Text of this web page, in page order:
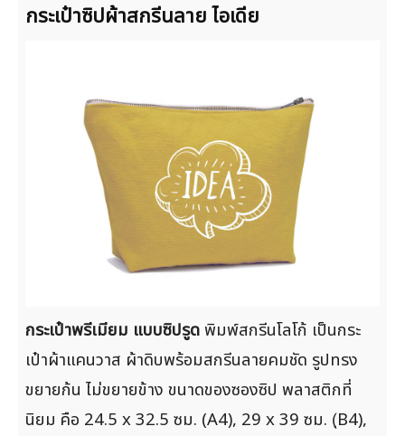
กระเป๋าซิปผ้าสกรีนลาย ไอเดีย
กระเป๋าพรีเมียม แบบซิปรูดพิมพ์สกรีนโลโก้ เป็นกระ
เป๋าผ้าแคนวาส ผ้าดิบพร้อมสกรีนลายคมชัด รูปทรง
ขยายก้น ไม่ขยายข้าง ขนาดของซองซิป พลาสติกที่
นิยม คือ 24.5 x 32.5 ซม. (A4), 29 x 39 ซม. (ฺB4),